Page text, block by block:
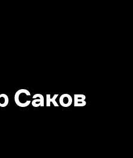
Саков